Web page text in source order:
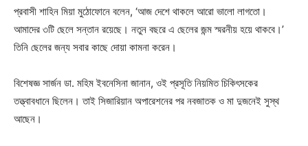
প্রবাসী শাহিন মিয়া মুঠোফোনে বলেন, ‘আজ দেশে থাকলে আরো ভালো লাগতো।
আমাদের ৩টি ছেলে সন্তান রয়েছে। নতুন বছরে এ ছেলের জন্ম স্মরনীয় হয়ে থাকবে।’
তিনি ছেলের জন্য সবার কাছে দোয়া কামনা করেন।
বিশেষজ্ঞ সার্জন ডা. মহিম ইবনেসিনা জানান, ওই প্রসূতি নিয়মিত চিকিৎসকের
তত্ত্বাবধানে ছিলেন। তাই সিজারিয়ান অপারেশনের পর নবজাতক ও মা দুজনেই সুস্থ
আছেন।